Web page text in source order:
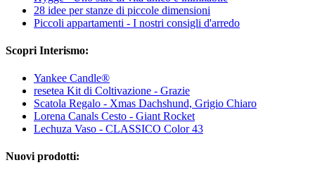
28 idee per stanze di piccole dimensioni
Piccoli appartamenti - I nostri consigli d'arredo
Scopri Interismo:
Yankee Candle®
resetea Kit di Coltivazione - Grazie
Scatola Regalo - Xmas Dachshund, Grigio Chiaro
Lorena Canals Cesto - Giant Rocket
Lechuza Vaso - CLASSICO Color 43
Nuovi prodotti: